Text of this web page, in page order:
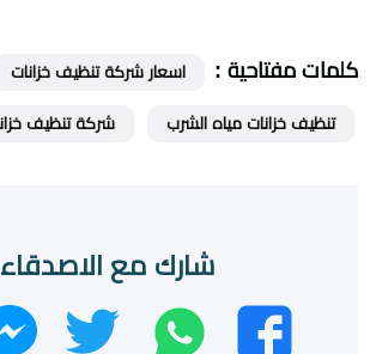
كلمات مفتاحية : اسعار شركة تنظيف خزانات
تنظيف خزانات مياه الشرب شركة تنظيف
شارك مع الاصدقاء
فيسبوك
واتساب تويتر